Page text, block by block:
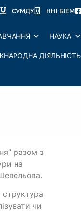
СУМДУ ННІ БІЕМ
НАУКА
ДІЯЛЬНІСТЬ
разом з
на
структура
чи